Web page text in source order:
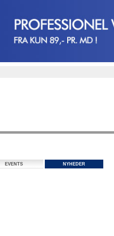
EVENTS
NYHEDER